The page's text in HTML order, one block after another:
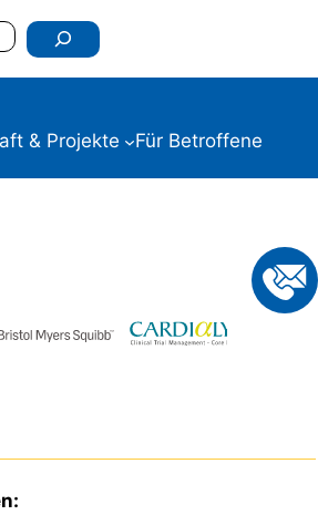
& Projekte Für Betroffene